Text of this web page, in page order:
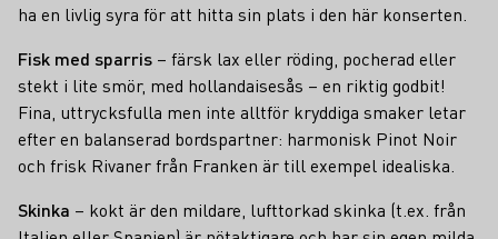
ha en livlig syra för att hitta sin plats i den här konserten.
Fisk med sparris – färsk lax eller röding, pocherad eller
stekt i lite smör, med hollandaisesås – en riktig godbit!
Fina, uttrycksfulla men inte alltför kryddiga smaker letar
efter en balanserad bordspartner: harmonisk Pinot Noir
och frisk Rivaner från Franken är till exempel idealiska.
Skinka – kokt är den mildare, lufttorkad skinka (t.ex. från